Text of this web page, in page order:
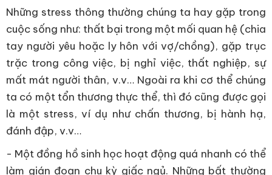
Những stress thông thường chúng ta hay gặp trong
cuộc sống như: thất bại trong một mối quan hệ (chia
tay người yêu hoặc ly hôn với vợ/chồng), gặp trục
trặc trong công việc, bị nghỉ việc, thất nghiệp, sự
mất mát người thân, v.v… Ngoài ra khi cơ thể chúng
ta có một tổn thương thực thể, thì đó cũng được gọi
là một stress, ví dụ như chấn thương, bị hành hạ,
đánh đập, v.v…
- Một đồng hồ sinh học hoạt động quá nhanh có thể
làm gián đoạn chu kỳ giấc ngủ. Những bất thường